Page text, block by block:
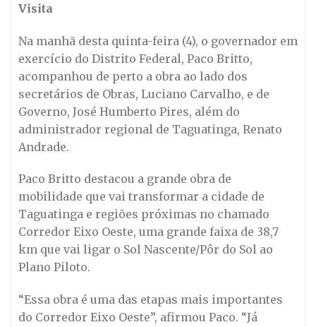
Visita
Na manhã desta quinta-feira (4), o governador em
exercício do Distrito Federal, Paco Britto,
acompanhou de perto a obra ao lado dos
secretários de Obras, Luciano Carvalho, e de
Governo, José Humberto Pires, além do
administrador regional de Taguatinga, Renato
Andrade.
Paco Britto destacou a grande obra de
mobilidade que vai transformar a cidade de
Taguatinga e regiões próximas no chamado
Corredor Eixo Oeste, uma grande faixa de 38,7
km que vai ligar o Sol Nascente/Pôr do Sol ao
Plano Piloto.
“Essa obra é uma das etapas mais importantes
do Corredor Eixo Oeste”, afirmou Paco. “Já